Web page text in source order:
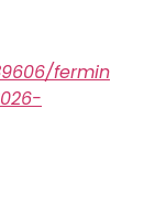
fermin